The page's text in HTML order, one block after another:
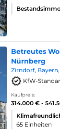
Betreutes
Nürnberg
Zirndorf,
KfW-
Kaufpreis:
314.000 € -
65 Einheiten